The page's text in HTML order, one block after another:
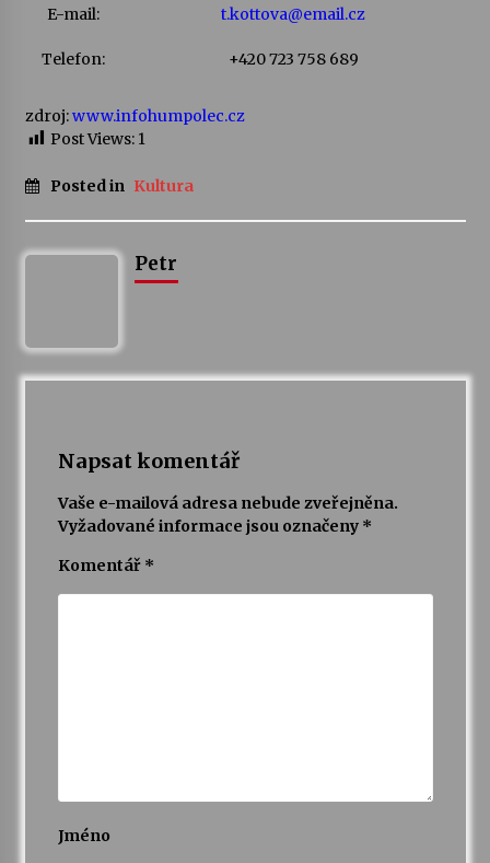
E-mail: t.kottova@email.cz
Telefon: +420 723 758 689
zdroj:www.infohumpolec.cz
Post Views: 1
Posted in Kultura
Petr
Napsat komentář
Vaše e-mailová adresa nebude zveřejněna.
Vyžadované informace jsou označeny *
Komentář *
Jméno